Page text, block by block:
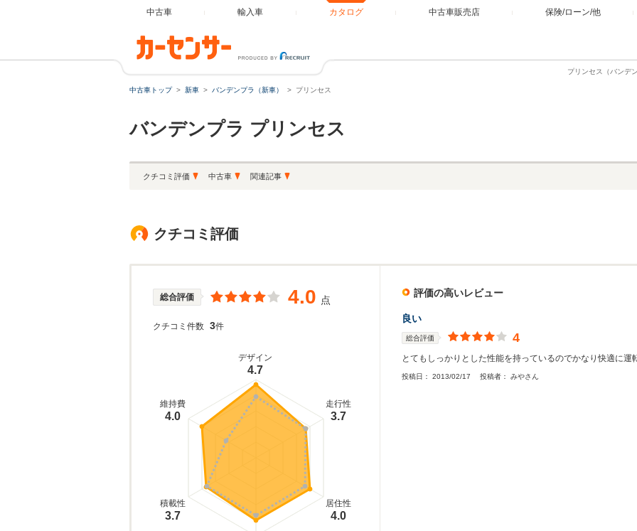
中古車 輸入車 カタログ 中古車販売店 保険/ローン/他
プリンセス（バンデ
中古車トップ 新車 バンデンプラ（新車） プリンセス
バンデンプラ プリンセス
クチコミ評価 中古車 関連記事
クチコミ評価
総合評価 4.0 点
クチコミ件数 3件
デザイン
4.7
走行性
3.7
居住性
4.0
積載性
3.7
維持費
4.0
評価の高いレビュー
良い
総合評価 4
とてもしっかりとした性能を持っているのでかなり快適に運
投稿日： 2013/02/17 投稿者： みやさん